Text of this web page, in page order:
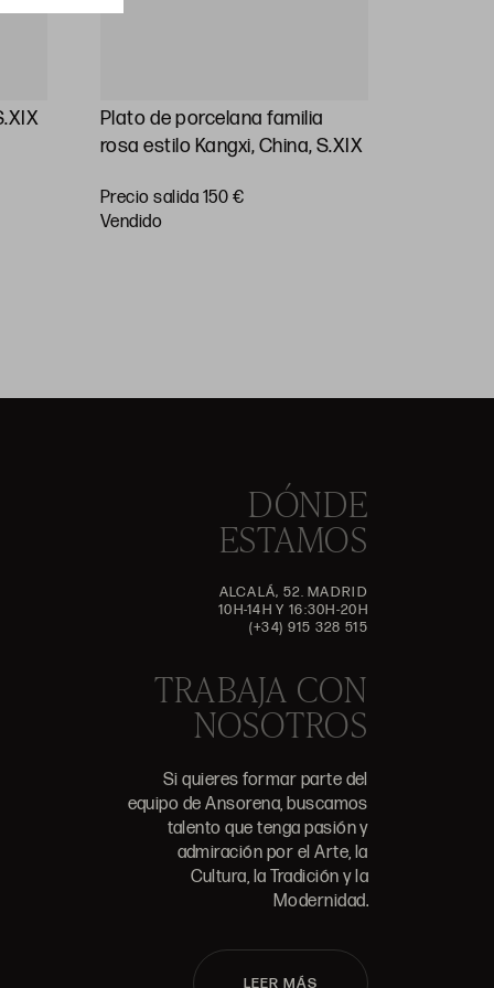
Plato de porcelana familia
rosa estilo Kangxi, China, S.XIX
Precio salida 150 €
vendido
DÓNDE
ESTAMOS
ALCALÁ, 52. MADRID
10H-14H Y 16:30H-20H
(+34) 915 328 515
TRABAJA CON
NOSOTROS
Si quieres formar parte del
equipo de Ansorena, buscamos
talento que tenga pasión y
admiración por el Arte, la
Cultura, la Tradición y la
Modernidad.
LEER MÁS